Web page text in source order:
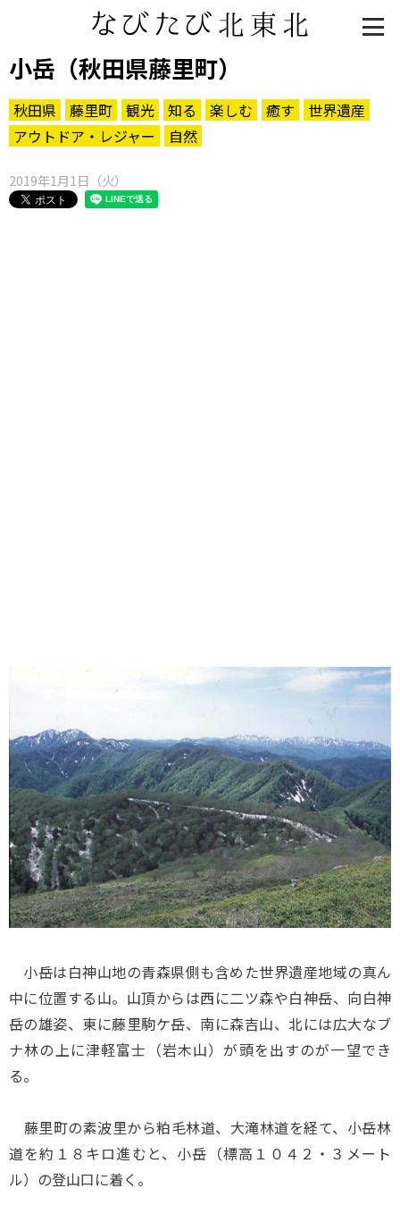
小岳（秋田県藤里町）
秋田県 藤里町 観光 知る 楽しむ 癒す
世界遺産
アウトドア・レジャー
自然
2019年1月1日（火）
小岳は白神山地の青森県側も含めた世界遺産地域の真ん
中に位置する山。山頂からは西に二ツ森や白神岳、向白神
岳の雄姿、東に藤里駒ケ岳、南に森吉山、北には広大なブ
ナ林の上に津軽富士（岩木山）が頭を出すのが一望でき
る。
藤里町の素波里から粕毛林道、大滝林道を経て、小岳林
道を約１８キロ進むと、小岳（標高１０４２・３メート
ル）の登山口に着く。